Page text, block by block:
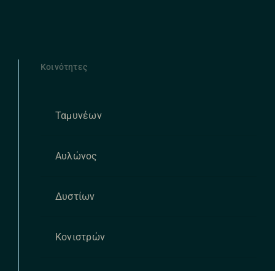
Κοινότητες
Ταμυνέων
Αυλώνος
Δυστίων
Κονιστρών